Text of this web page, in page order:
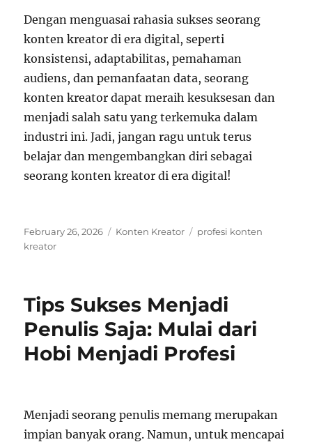
Dengan menguasai rahasia sukses seorang
konten kreator di era digital, seperti
konsistensi, adaptabilitas, pemahaman
audiens, dan pemanfaatan data, seorang
konten kreator dapat meraih kesuksesan dan
menjadi salah satu yang terkemuka dalam
industri ini. Jadi, jangan ragu untuk terus
belajar dan mengembangkan diri sebagai
seorang konten kreator di era digital!
Posted
on
February 26, 2026 Categories
Konten Kreator Tags
profesi konten
kreator
Tips Sukses Menjadi
Penulis Saja: Mulai dari
Hobi Menjadi Profesi
Menjadi seorang penulis memang merupakan
impian banyak orang. Namun, untuk mencapai